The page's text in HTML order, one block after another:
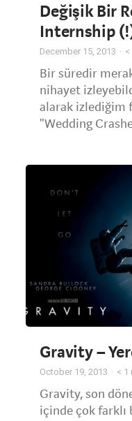
Değişik Bir
Internship
December 15, 2013 <
Bir süredir
nihayet
alarak izlediğim
"Wedding
Gravity –
October 19, 2013 < 1
Gravity, son
içinde çok farklı